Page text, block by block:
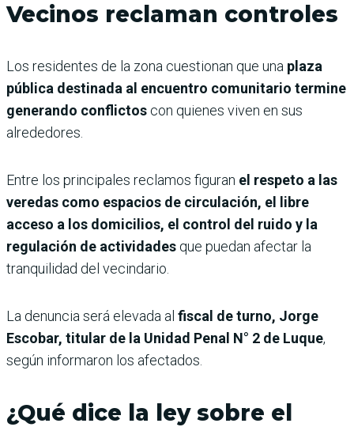
Vecinos reclaman controles
Los residentes de la zona cuestionan que una plaza
pública destinada al encuentro comunitario termine
generando conflictos con quienes viven en sus
alrededores.
Entre los principales reclamos figuran el respeto a las
veredas como espacios de circulación, el libre
acceso a los domicilios, el control del ruido y la
regulación de actividades que puedan afectar la
tranquilidad del vecindario.
La denuncia será elevada al fiscal de turno, Jorge
Escobar, titular de la Unidad Penal N° 2 de Luque,
según informaron los afectados.
¿Qué dice la ley sobre el